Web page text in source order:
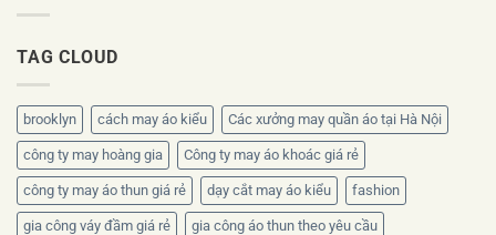
chất
liệu
nào?
TAG CLOUD
brooklyn cách may áo kiểu Các xưởng may quần áo tại Hà Nội
công ty may hoàng gia Công ty may áo khoác giá rẻ
công ty may áo thun giá rẻ dạy cắt may áo kiểu fashion
gia công váy đầm giá rẻ gia công áo thun theo yêu cầu